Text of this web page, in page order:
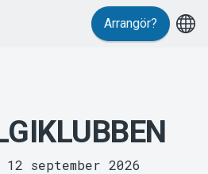
Arrangör?
september 2026